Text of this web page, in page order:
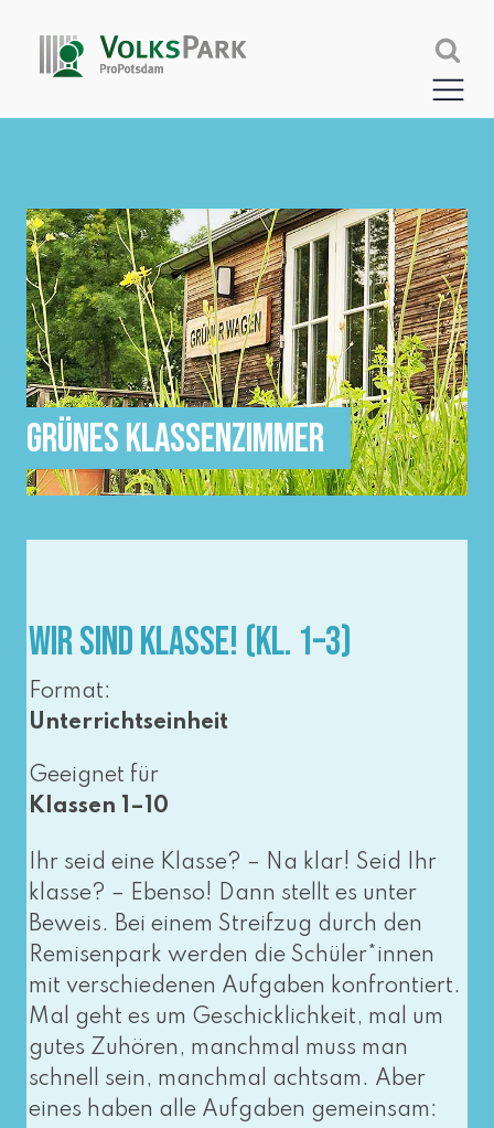
GRÜNES KLASSENZIMMER
Wir sind Klasse! (Kl. 1–3)
Format:
Unterrichtseinheit
Geeignet für
Klassen 1–10
Ihr seid eine Klasse? – Na klar! Seid Ihr
klas­se? – Ebenso! Dann stellt es unter
Beweis. Bei einem Streifzug durch den
Remisenpark wer­den die Schüler*innen
mit ver­schie­de­nen Aufgaben kon­fron­tiert.
Mal geht es um Geschicklichkeit, mal um
gutes Zuhören, manch­mal muss man
schnell sein, manch­mal acht­sam. Aber
eines haben alle Aufgaben gemein­sam: